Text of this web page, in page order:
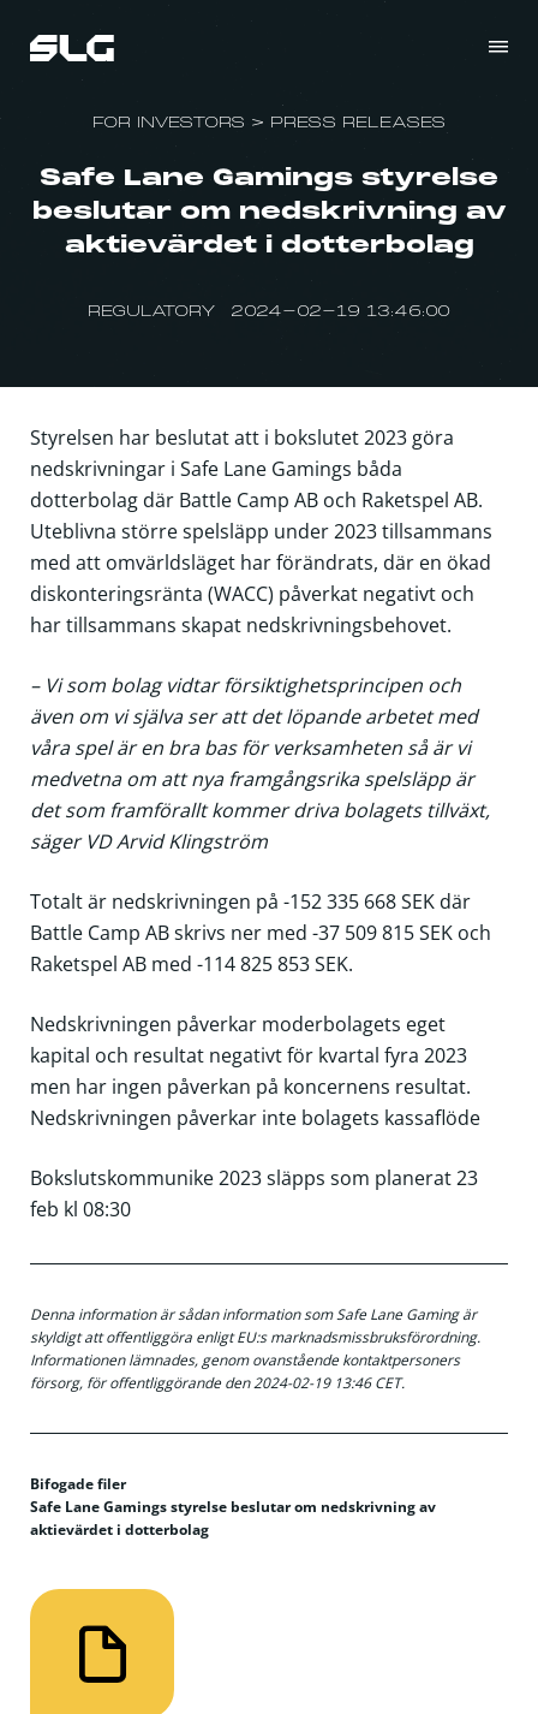
FOR INVESTORS > PRESS RELEASES
Safe Lane Gamings styrelse
beslutar om nedskrivning av
aktievärdet i dotterbolag
REGULATORY 2024-02-19 13:46:00
Styrelsen har beslutat att i bokslutet 2023 göra
nedskrivningar i Safe Lane Gamings båda
dotterbolag där Battle Camp AB och Raketspel AB.
Uteblivna större spelsläpp under 2023 tillsammans
med att omvärldsläget har förändrats, där en ökad
diskonteringsränta (WACC) påverkat negativt och
har tillsammans skapat nedskrivningsbehovet.
– Vi som bolag vidtar försiktighetsprincipen och
även om vi själva ser att det löpande arbetet med
våra spel är en bra bas för verksamheten så är vi
medvetna om att nya framgångsrika spelsläpp är
det som framförallt kommer driva bolagets tillväxt,
säger VD Arvid Klingström
Totalt är nedskrivningen på -152 335 668 SEK där
Battle Camp AB skrivs ner med -37 509 815 SEK och
Raketspel AB med -114 825 853 SEK.
Nedskrivningen påverkar moderbolagets eget
kapital och resultat negativt för kvartal fyra 2023
men har ingen påverkan på koncernens resultat.
Nedskrivningen påverkar inte bolagets kassaflöde
Bokslutskommunike 2023 släpps som planerat 23
feb kl 08:30
Denna information är sådan information som Safe Lane Gaming är
skyldigt att offentliggöra enligt EU:s marknadsmissbruksförordning.
Informationen lämnades, genom ovanstående kontaktpersoners
försorg, för offentliggörande den 2024-02-19 13:46 CET.
Bifogade filer
Safe Lane Gamings styrelse beslutar om nedskrivning av
aktievärdet i dotterbolag